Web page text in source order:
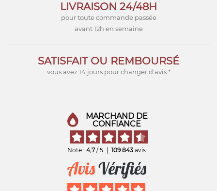
LIVRAISON 24/48H
pour toute commande passée
avant 12h en semaine
SATISFAIT OU REMBOURSÉ
vous avez 14 jours pour changer d'avis *
MARCHAND DE
CONFIANCE
Note : 4,7 / 5 109 843 avis